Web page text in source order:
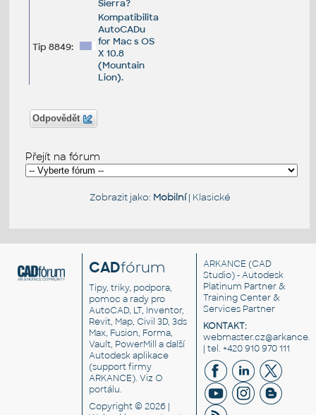
Sierra?
Tip 8849:
Kompatibilita
AutoCADu
for Mac s OS
X 10.8
(Mountain
Lion).
Odpovědět
Přejít na fórum
Zobrazit jako: Mobilní| Klasické
CADfórum
Tipy, triky, podpora,
pomoc a rady pro
AutoCAD, LT, Inventor,
Revit, Map, Civil 3D, 3ds
Max, Fusion, Forma,
Vault, PowerMill a další
Autodesk aplikace
(support firmy
ARKANCE). VizO
portálu.
Copyright © 2026 |
ARKANCE (CAD
Studio) - Autodesk
Platinum Partner &
Training Center &
Services Partner
KONTAKT:
| tel. +420 910 970 111